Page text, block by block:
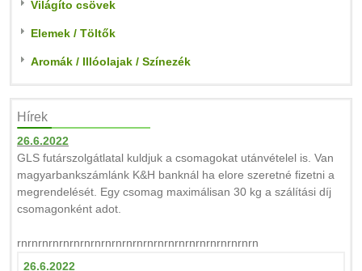
Világíto csövek
Elemek / Töltők
Aromák / Illóolajak / Színezék
Hírek
26.6.2022
GLS futárszolgátlatal kuldjuk a csomagokat utánvételel is. Van
magyarbankszámlánk K&H banknál ha elore szeretné fizetni a
megrendelését. Egy csomag maximálisan 30 kg a szálítási díj
csomagonként adot.
rnrnrnrnrnrnrnrnrnrnrnrnrnrnrnrnrnrnrnrnrnrnrn
26.6.2022